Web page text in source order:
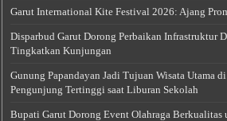
Garut International Kite Festival 2026: Ajang
Disparbud Garut Dorong Perbaikan Infrastruktur
Tingkatkan Kunjungan
Gunung Papandayan Jadi Tujuan Wisata Utama
Pengunjung Tertinggi saat Liburan Sekolah
Bupati Garut Dorong Event Olahraga